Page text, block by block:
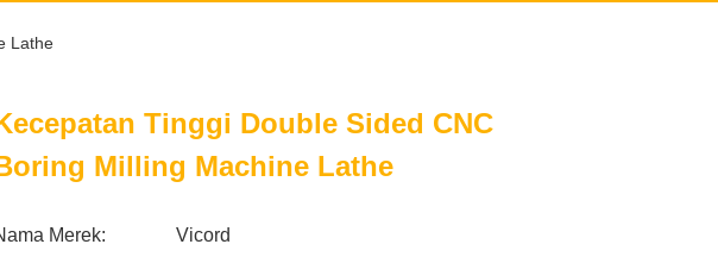
Lathe
Tinggi Double Sided CNC
Milling Machine Lathe
Merek: Vicord